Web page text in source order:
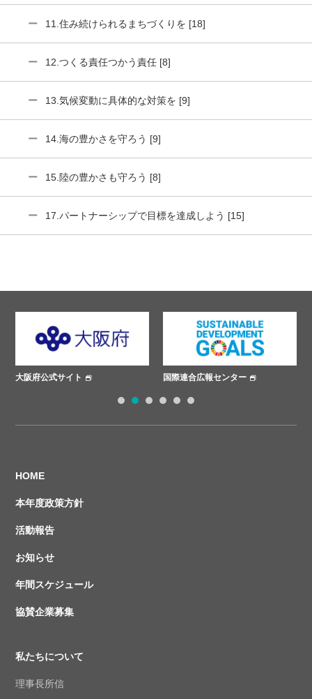
11.住み続けられるまちづくりを [18]
12.つくる責任つかう責任 [8]
13.気候変動に具体的な対策を [9]
14.海の豊かさを守ろう [9]
15.陸の豊かさも守ろう [8]
17.パートナーシップで目標を達成しよう [15]
大阪府公式サイト 国際連合広報センター
HOME
本年度政策方針
活動報告
お知らせ
年間スケジュール
協賛企業募集
私たちについて
理事長所信